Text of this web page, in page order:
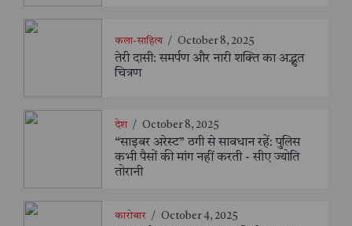
कला-साहित्य / October 8, 2025
तेरी दासी: समर्पण और नारी शक्ति का अद्भुत
चित्रण
देश / October 8, 2025
“साइबर अरेस्ट” ठगी से सावधान रहें: पुलिस
कभी पैसों की मांग नहीं करती - सीए ज्योति
तोरानी
कारोबार / October 4, 2025